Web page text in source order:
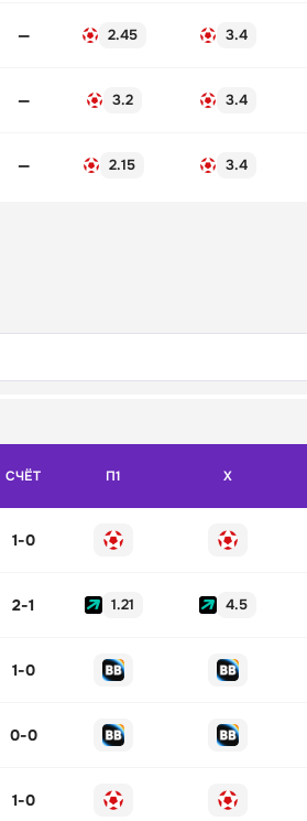
— 2.45 3.4
— 3.2 3.4
— 2.15 3.4
СЧЁТ П1 X
1-0
2-1 1.21 4.5
1-0
0-0
1-0